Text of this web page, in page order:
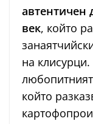
автентичен
век, който
на
любопитният
който